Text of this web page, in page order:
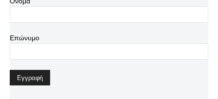
Επώνυμο